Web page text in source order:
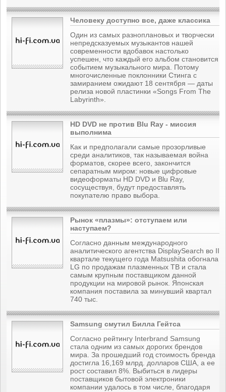
Человеку доступно все, даже классика
Один из самых разноплановых и творчески
непредсказуемых музыкантов нашей
современности вдобавок настолько
успешен, что каждый его альбом становится
событием музыкального мира. Потому
многочисленные поклонники Стинга с
замиранием ожидают 18 сентября — даты
релиза новой пластинки «Songs From The
Labyrinth».
HD DVD не против Blu Ray - миссия
выполнима
Как и предполагали самые прозорливые
среди аналитиков, так называемая война
форматов, скорее всего, закончится
сепаратным миром: новые цифровые
видеоформаты HD DVD и Blu Ray,
сосуществуя, будут предоставлять
покупателю право выбора.
Рынок «плазмы»: отступаем или
наступаем?
Согласно данным международного
аналитического агентства DisplaySearch во II
квартале текущего года Matsushita обогнала
LG по продажам плазменных ТВ и стала
самым крупным поставщиком данной
продукции на мировой рынок. Японская
компания поставила за минувший квартал
740 тыс.
Samsung смутил Билла Гейтса
Согласно рейтингу Interbrand Samsung
стала одним из самых дорогих брендов
мира. За прошедший год стоимость бренда
достигла 16,169 млрд. долларов США, а ее
рост составил 8%. Выбиться в лидеры
поставщиков бытовой электроники
компании удалось в том числе, благодаря